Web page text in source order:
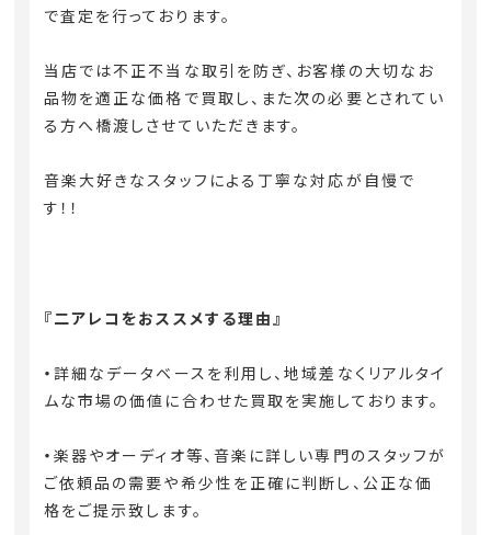
で査定を行っております。
当店では不正不当な取引を防ぎ、お客様の大切なお
品物を適正な価格で買取し、また次の必要とされてい
る方へ橋渡しさせていただきます。
音楽大好きなスタッフによる丁寧な対応が自慢で
す！！
『二アレコをおススメする理由』
・ 詳細なデータベースを利用し、地域差なくリアルタイ
ムな市場の価値に合わせた買取を実施しております。
・ 楽器やオーディオ等、音楽に詳しい専門のスタッフが
ご依頼品の需要や希少性を正確に判断し、公正な価
格をご提示致します。